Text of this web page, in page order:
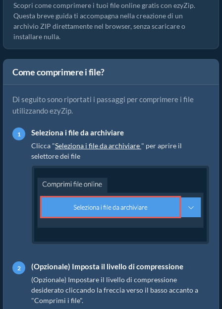
Scopri come comprimere i tuoi file online gratis con ezyZip.
Questa breve guida ti accompagna nella creazione di un
archivio ZIP direttamente nel browser, senza scaricare o
installare nulla.
Come comprimere i file?
Di seguito sono riportati i passaggi per comprimere i file
utilizzando ezyZip.
Seleziona i file da archiviare
Clicca "Seleziona i file da archiviare " per aprire il
selettore dei file
(Opzionale) Imposta il livello di compressione
(Opzionale) Impostare il livello di compressione
desiderato cliccando la freccia verso il basso accanto a
"Comprimi i file".